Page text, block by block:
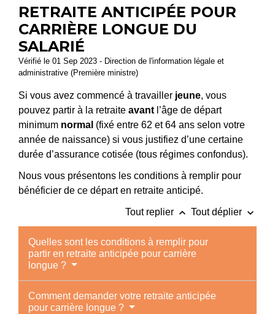
RETRAITE ANTICIPÉE POUR
CARRIÈRE LONGUE DU
SALARIÉ
Vérifié le 01 Sep 2023 - Direction de l'information légale et
administrative (Première ministre)
Si vous avez commencé à travailler jeune, vous
pouvez partir à la retraite avant l’âge de départ
minimum normal (fixé entre 62 et 64 ans selon votre
année de naissance) si vous justifiez d’une certaine
durée d’assurance cotisée (tous régimes confondus).
Nous vous présentons les conditions à remplir pour
bénéficier de ce départ en retraite anticipé.
Tout replier keyboard_arrow_up Tout déplier keyboard_arrow_down
Quelles sont les conditions à remplir pour
partir en retraite anticipée pour carrière
longue ?
Comment demander votre retraite anticipée
pour carrière longue ?